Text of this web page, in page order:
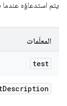
يتم استدعاؤه
المعلَمات
test
Description